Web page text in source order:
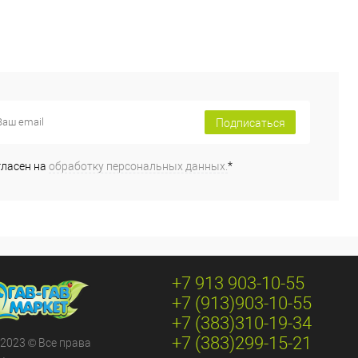
Подписаться
на обработку персональных данных. *
© Все права
+7 913 903-10-55
+7 (913)903-10-55
+7 (383)310-19-34
+7 (383)299-15-21